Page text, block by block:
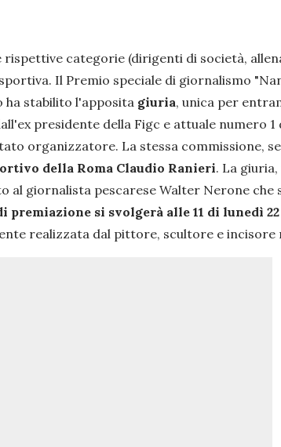
rispettive categorie (dirigenti di società,
Il Premio speciale di giornalismo
ha stabilito l'apposita giuria, unica per
presidente della Figc e attuale numero
organizzatore. La stessa commissione,
della Roma Claudio Ranieri. La
giornalista pescarese Walter Nerone
premiazione si svolgerà alle 11 di lunedì
realizzata dal pittore, scultore e incisore